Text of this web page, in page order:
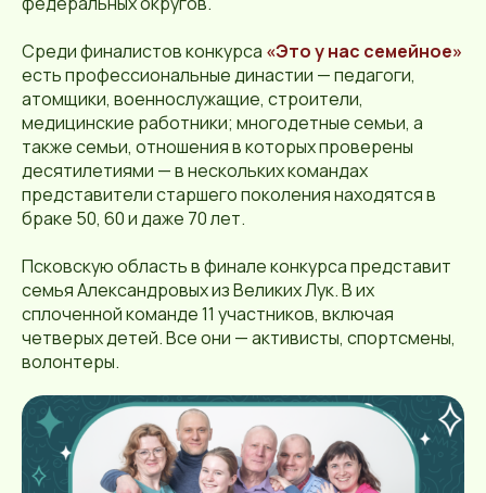
Среди финалистов конкурса «Это у нас семейное»
есть профессиональные династии — педагоги,
атомщики, военнослужащие, строители,
медицинские работники; многодетные семьи, а
также семьи, отношения в которых проверены
десятилетиями — в нескольких командах
представители старшего поколения находятся в
браке 50, 60 и даже 70 лет.
Псковскую область в финале конкурса представит
семья Александровых из Великих Лук. В их
сплоченной команде 11 участников, включая
четверых детей. Все они — активисты, спортсмены,
волонтеры.